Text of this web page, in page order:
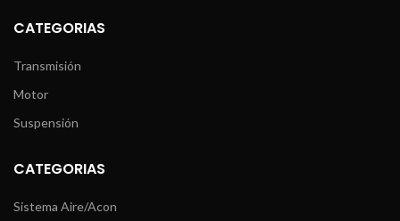
CATEGORIAS
Transmisión
Motor
Suspensión
CATEGORIAS
Sistema Aire/Acon